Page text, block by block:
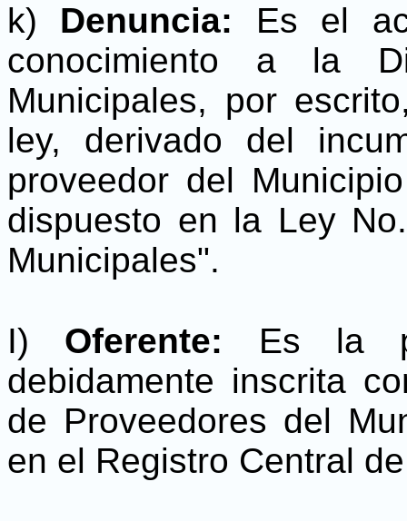
k) Denuncia: Es el
conocimiento a la
Municipales, por
ley, derivado del
proveedor del
dispuesto en la Ley
Municipales".
I) Oferente: Es la
debidamente inscrita
de Proveedores del
en el Registro Central